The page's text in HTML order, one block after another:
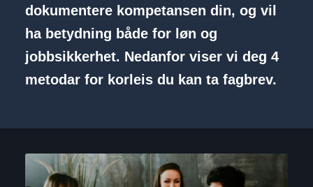
dokumentere kompetansen din, og vil
ha betydning både for løn og
jobbsikkerhet. Nedanfor viser vi deg 4
metodar for korleis du kan ta fagbrev.